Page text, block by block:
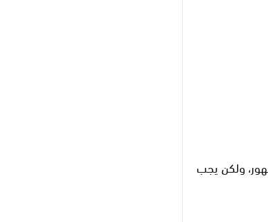
حساب بنكي في بنك الإسكان والتعمير، يمكن ربح جوائز قيمة كل 6 شهور، ولكن يجب